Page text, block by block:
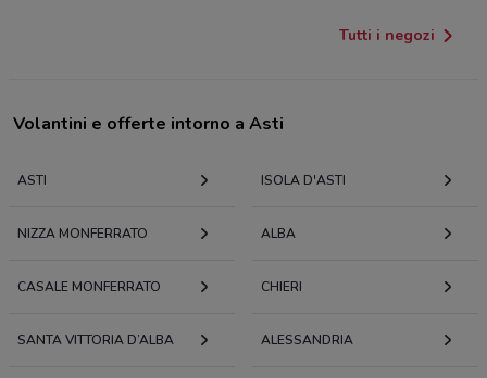
Tutti i negozi
Volantini e offerte intorno a Asti
ASTI ISOLA D'ASTI
NIZZA MONFERRATO ALBA
CASALE MONFERRATO CHIERI
SANTA VITTORIA D’ALBA ALESSANDRIA